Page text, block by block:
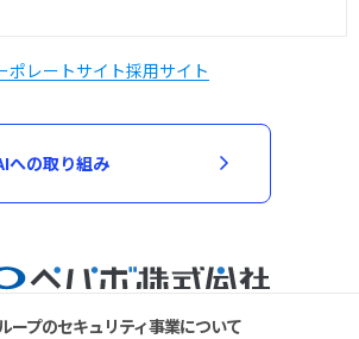
ポレートサイト採用サイト
への取り組み
ープのセキュリティ事業について